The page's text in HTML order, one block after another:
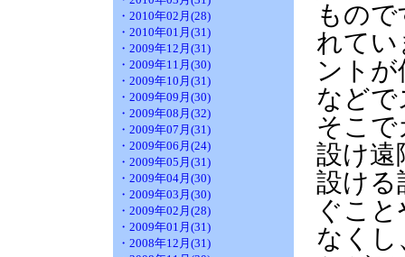
・2010年02月(28)
・2010年01月(31)
・2009年12月(31)
・2009年11月(30)
・2009年10月(31)
・2009年09月(30)
・2009年08月(32)
・2009年07月(31)
・2009年06月(24)
・2009年05月(31)
・2009年04月(30)
・2009年03月(30)
・2009年02月(28)
・2009年01月(31)
・2008年12月(31)
もの
れてい
ント
などで
そこ
設け遠
設ける
ぐこ
なくし